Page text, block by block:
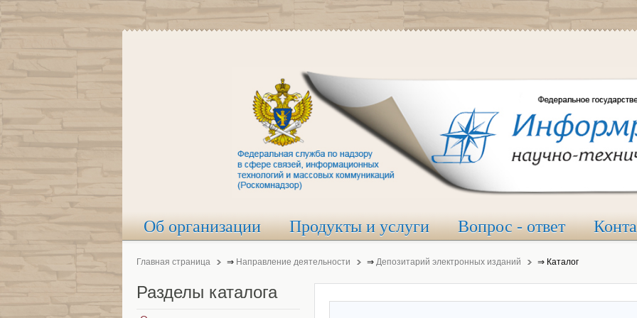
Об организации Продукты и услуги Вопрос - ответ
Главная страница ⇒ Направление деятельности ⇒ Депозитарий электронных изданий ⇒ Каталог
Разделы каталога